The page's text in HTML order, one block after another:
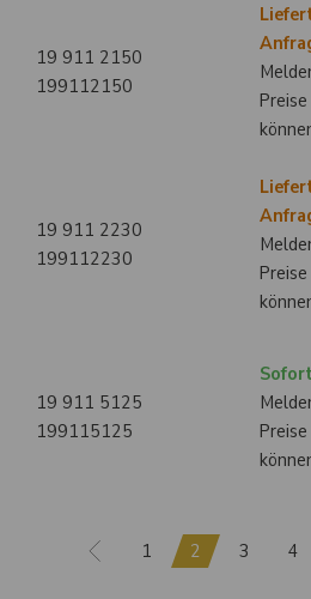
19 911 2150
199112150
19 911 2230
199112230
19 911 5125
199115125
1 2 3 4